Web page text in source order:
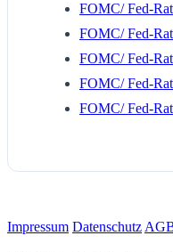
FOMC/ Fed-
FOMC/ Fed-
FOMC/ Fed-
FOMC/ Fed-
FOMC/ Fed-
Impressum Datenschutz